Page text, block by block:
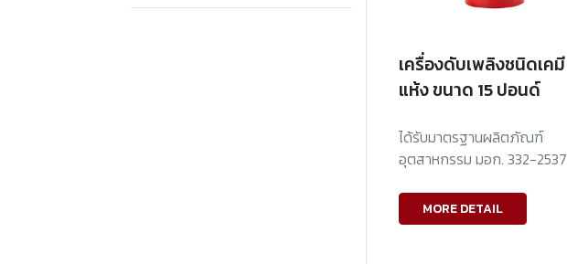
เครื่องดับเพลิงชนิดเคมี
แห้ง ขนาด 15 ปอนด์
ได้รับมาตรฐานผลิตภัณฑ์
อุตสาหกรรม มอก. 332-2537
MORE DETAIL